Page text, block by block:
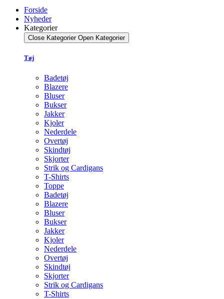
Forside
Nyheder
Kategorier
Close Kategorier Open Kategorier
Tøj
Badetøj
Blazere
Bluser
Bukser
Jakker
Kjoler
Nederdele
Overtøj
Skindtøj
Skjorter
Strik og Cardigans
T-Shirts
Toppe
Badetøj
Blazere
Bluser
Bukser
Jakker
Kjoler
Nederdele
Overtøj
Skindtøj
Skjorter
Strik og Cardigans
T-Shirts